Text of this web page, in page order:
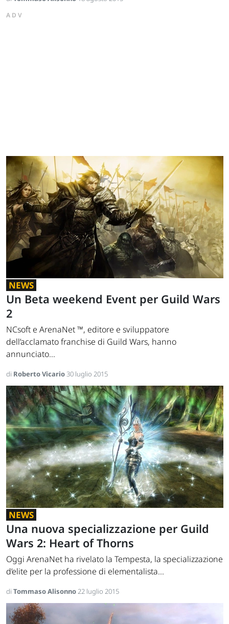
ADV
NEWS
Un Beta weekend Event per Guild Wars
2
NCsoft e ArenaNet ™, editore e sviluppatore
dell’acclamato franchise di Guild Wars, hanno
annunciato...
di Roberto Vicario30 luglio 2015
NEWS
Una nuova specializzazione per Guild
Wars 2: Heart of Thorns
Oggi ArenaNet ha rivelato la Tempesta, la specializzazione
d’elite per la professione di elementalista...
di Tommaso Alisonno22 luglio 2015